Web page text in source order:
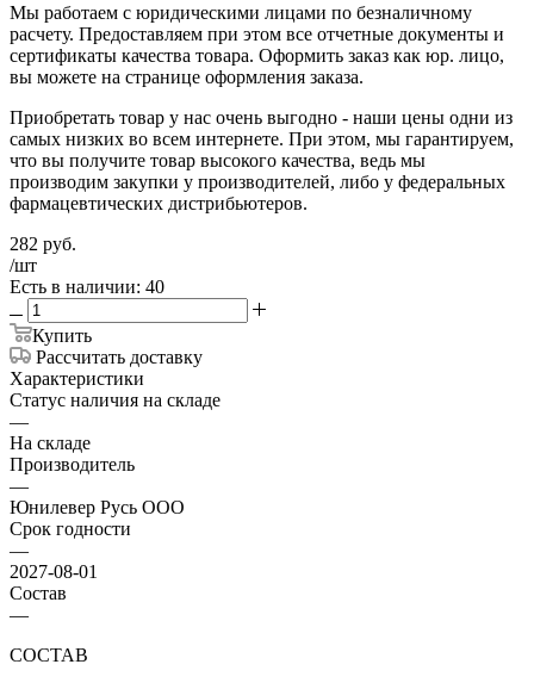
Мы работаем с юридическими лицами по безналичному
расчету. Предоставляем при этом все отчетные документы и
сертификаты качества товара. Оформить заказ как юр. лицо,
вы можете на странице оформления заказа.
Приобретать товар у нас очень выгодно - наши цены одни из
самых низких во всем интернете. При этом, мы гарантируем,
что вы получите товар высокого качества, ведь мы
производим закупки у производителей, либо у федеральных
фармацевтических дистрибьютеров.
282 руб.
/шт
Есть в наличии: 40
Купить
Рассчитать доставку
Характеристики
Статус наличия на складе
—
На складе
Производитель
—
Юнилевер Русь ООО
Срок годности
—
2027-08-01
Состав
—
СОСТАВ